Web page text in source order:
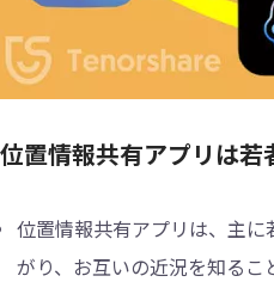
置情報共有アプリは
位置情報共有アプリは、主
がり、お互いの近況を知る